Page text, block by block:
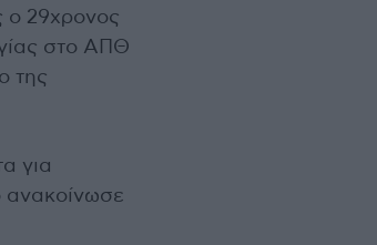
ο 29χρονος
στο ΑΠΘ
της
για
ανακοίνωσε